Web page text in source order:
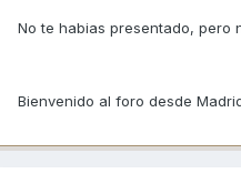
No te habias presentado, pero
Bienvenido al foro desde